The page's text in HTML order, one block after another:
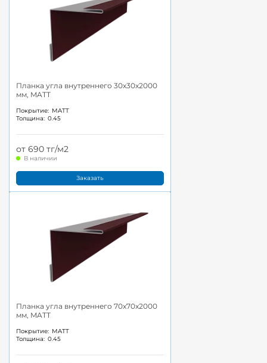
Планка угла внутреннего 30x30x2000
мм, MATT
Покрытие: MATT
Толщина: 0.45
от 690 тг/м2
В наличии
Заказать
Планка угла внутреннего 70x70x2000
мм, MATT
Покрытие: MATT
Толщина: 0.45